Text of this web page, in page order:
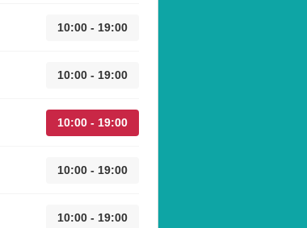
10:00 - 19:00
10:00 - 19:00
10:00 - 19:00
10:00 - 19:00
10:00 - 19:00